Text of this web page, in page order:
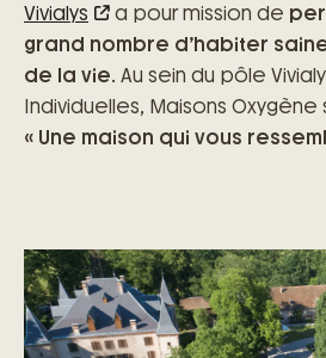
Vivialys
a pour mission de
grand nombre d’habiter
de la vie. Au sein du pôle
Individuelles, Maisons
« Une maison qui vous